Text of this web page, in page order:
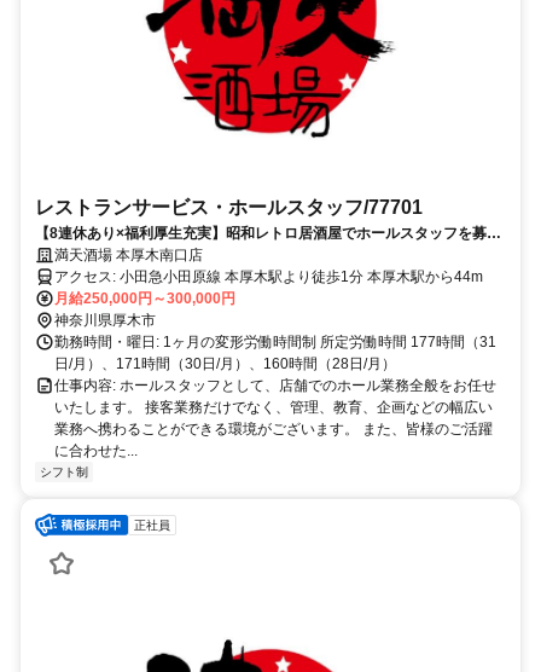
レストランサービス・ホールスタッフ/77701
【8連休あり×福利厚生充実】昭和レトロ居酒屋でホールスタッフを募
集！満天酒場 本厚木南口店
アクセス: 小田急小田原線 本厚木駅より徒歩1分 本厚木駅から44m
月給250,000円～300,000円
神奈川県厚木市
勤務時間・曜日: 1ヶ月の変形労働時間制 所定労働時間 177時間（31
日/月）、171時間（30日/月）、160時間（28日/月）
仕事内容: ホールスタッフとして、店舗でのホール業務全般をお任せ
いたします。 接客業務だけでなく、管理、教育、企画などの幅広い
業務へ携わることができる環境がございます。 また、皆様のご活躍
に合わせた...
シフト制
正社員